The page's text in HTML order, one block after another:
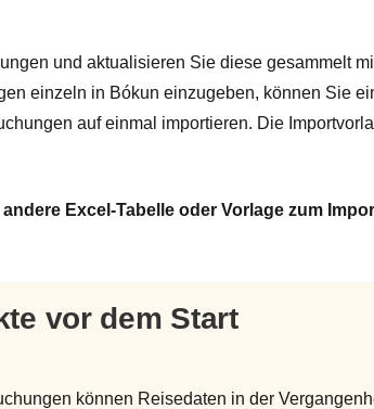
und aktualisieren Sie diese gesammelt
einzeln in Bókun einzugeben, können Sie
auf einmal importieren. Die
Excel-Tabelle oder Vorlage zum
vor dem Start
können Reisedaten in der